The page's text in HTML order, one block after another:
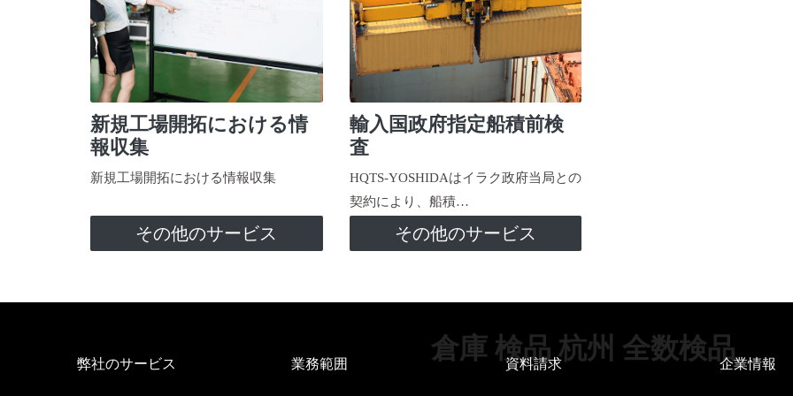
新規工場開拓における情
報収集
新規工場開拓における情報収集
その他のサービス
輸入国政府指定船積前検
査
HQTS-YOSHIDAはイラク政府当局との
契約により、船積…
その他のサービス
倉庫 検品 杭州 全数検品
弊社のサービス 業務範囲 資料請求 企業情報